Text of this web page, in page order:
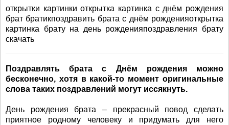
открытки картинки открытка картинка с днём рождения
брат братикпоздравить брата с днём рожденияоткрытка
картинка брату на день рожденияпоздравления брату
скачать
Поздравлять брата с Днём рождения можно
бесконечно, хотя в какой-то момент оригинальные
слова таких поздравлений могут иссякнуть.
День рождения брата – прекрасный повод сделать
приятное родному человеку и придумать для него